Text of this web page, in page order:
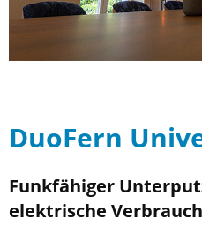
DuoFern
Funkfähiger
elektrische